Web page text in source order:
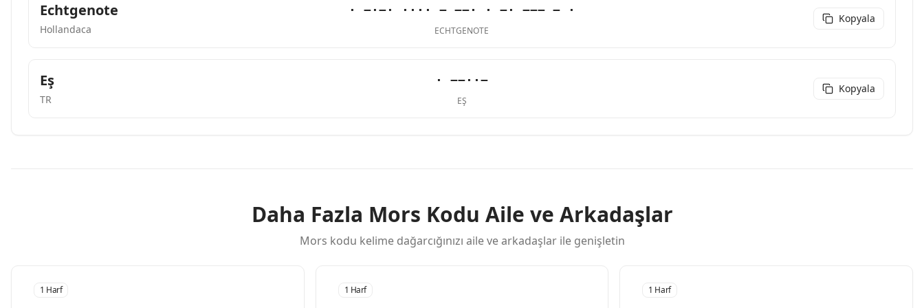
Echtgenote
Hollandaca
· −·−· ···· − −−· · −· −−− − ·
ECHTGENOTE
Kopyala
Eş
TR
· −−··−
EŞ
Kopyala
Daha Fazla Mors Kodu Aile ve Arkadaşlar
Mors kodu kelime dağarcığınızı aile ve arkadaşlar ile genişletin
1 Harf 1 Harf 1 Harf